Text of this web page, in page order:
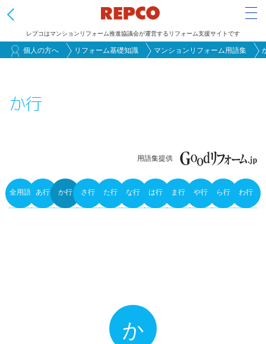
に
移
レプコはマンションリフォーム推進協議会が運営するリフォーム支援サイトです
個人の方へ リフォーム基礎知識 マンションリフォーム用語集
か行
用語集提供
Primary
全用語 あ行 か行 さ行 た行 な行 は行 ま行 や行 ら行 わ行
か